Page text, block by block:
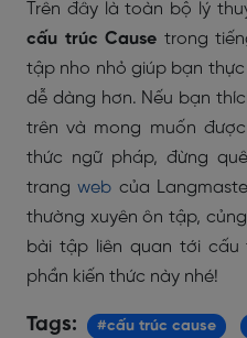
Trên đây là toàn bộ lý
cấu trúc Cause trong
tập nho nhỏ giúp bạn
dễ dàng hơn. Nếu bạn
trên và mong muốn
thức ngữ pháp, đừng
trangweb của
thường xuyên ôn tập,
bài tập liên quan tới
phần kiến thức này nhé!
Tags: #cấu trúc cause